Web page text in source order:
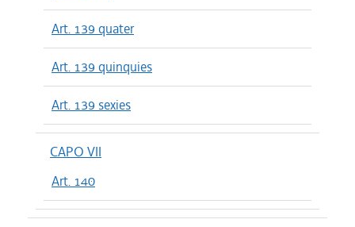
Art. 139 quater
Art. 139 quinquies
Art. 139 sexies
CAPO VII
Art. 140